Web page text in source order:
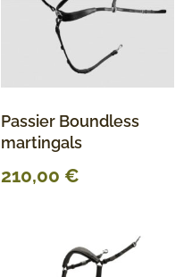
Passier Boundless
martingals
210,00 €